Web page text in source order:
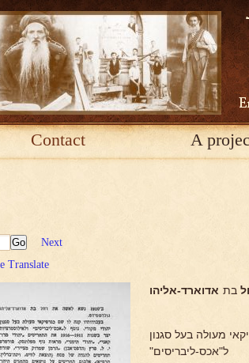
Contact A
Next
Translate
בת אדוארד-אליהו
מעולה בעל סגנון
ליבריסים"